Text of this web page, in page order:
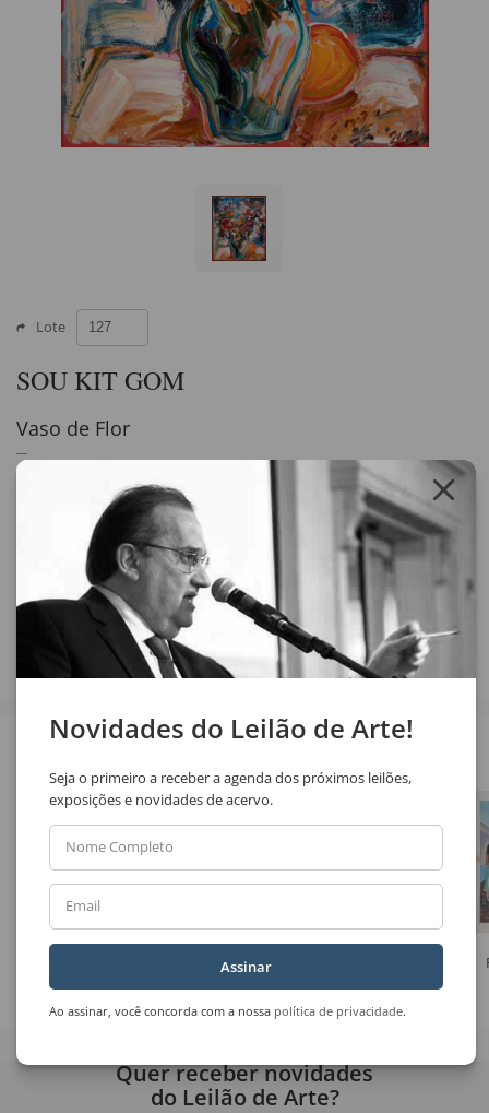
Lote
SOU KIT GOM
Vaso de Flor
86 x 71 cm
óleo sobre tela
assinatura no verso
Compartilhar
Veja também
Novidades do Leilão de Arte!
Seja o primeiro a receber a agenda dos próximos leilões,
exposições e novidades de acervo.
Nome Completo
Email
Assinar
Ao assinar, você concorda com a nossa política de privacidade.
Quer receber novidades
do Leilão de Arte?